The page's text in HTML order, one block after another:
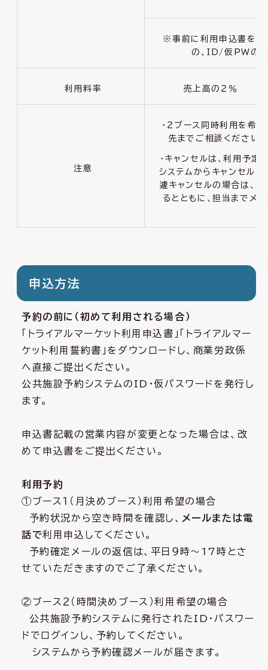
※事前に利用申込書を提
の、
ID/ 仮 PWの
利用料率 売上高の２％
注意
・２ブース同時利用を希
先までご相談ください
・キャンセルは、利用予定
システムからキャンセル
遽キャンセルの場合は、
るとともに、担当までメ
申込方法
予約の前に（初めて利用される場合）
「トライアルマーケット利用申込書」「トライアルマー
ケット利用誓約書」をダウンロードし、商業労政係
へ直接ご提出ください。
公共施設予約システムのID・仮パスワードを発行し
ます。
申込書記載の営業内容が変更となった場合は、改
めて申込書をご提出ください。
利用予約
①ブース１（月決めブース）利用希望の場合
予約状況から空き時間を確認し、
メールまたは電
話で利用申込してください。
予約確定メールの返信は、平日９時～17時とさ
せていただきますのでご了承ください。
②ブース２（時間決めブース）利用希望の場合
公共施設予約システムに発行されたID・パスワー
ドでログインし、予約してください。
システムから予約確認メールが届きます。